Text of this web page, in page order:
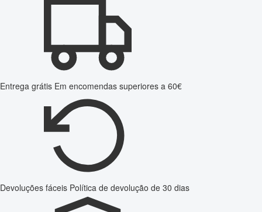
Entrega grátis Em encomendas superiores a 60€
Devoluções fáceis Política de devolução de 30 dias